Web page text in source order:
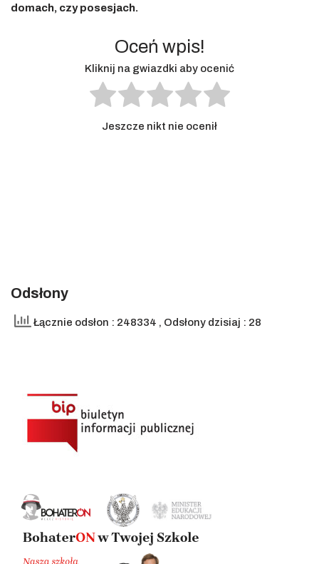
domach, czy posesjach.
Oceń wpis!
Kliknij na gwiazdki aby ocenić
Jeszcze nikt nie ocenił
Odsłony
Łącznie odsłon : 248334 , Odsłony dzisiaj : 28